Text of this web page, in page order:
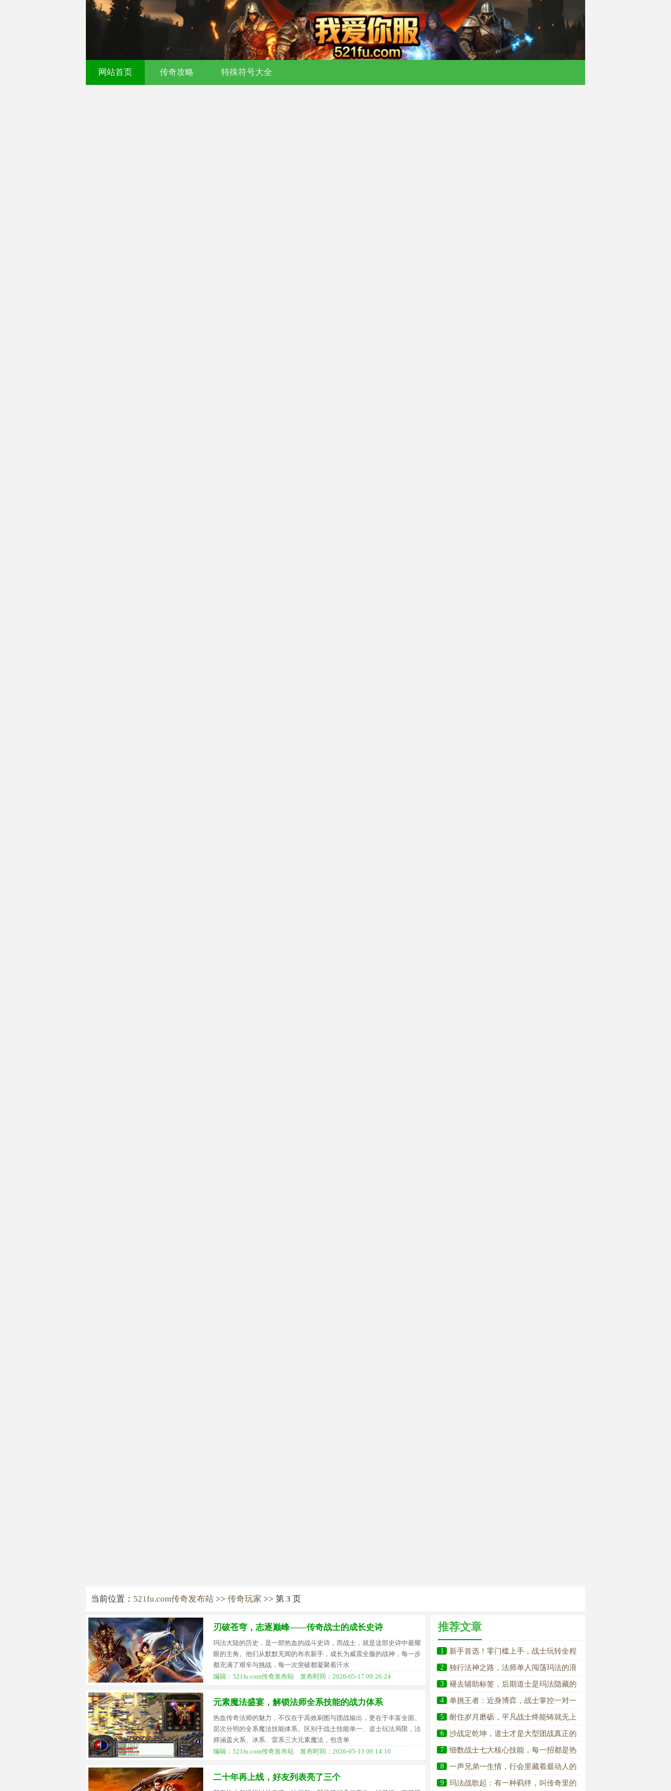
521fu 传奇发布网 - 今日新开传奇私服 - 176 复古 - 180 合击 - 单职业找服平台
网站首页 传奇攻略 特殊符号大全
当前位置： 521fu.com传奇发布站 >> 传奇玩家 >> 第 3 页
刃破苍穹，志逐巅峰——传奇战士的成长史诗
玛法大陆的历史，是一部热血的战斗史诗，而战士，就是这部史诗中最耀
眼的主角。他们从默默无闻的布衣新手，成长为威震全服的战神，每一步
都充满了艰辛与挑战，每一次突破都凝聚着汗水
编辑：521fu.com传奇发布站 发布时间：2026-05-17 09:26:24
元素魔法盛宴，解锁法师全系技能的战力体系
热血传奇法师的魅力，不仅在于高效刷图与团战输出，更在于丰富全面、
层次分明的全系魔法技能体系。区别于战士技能单一、道士玩法局限，法
师涵盖火系、冰系、雷系三大元素魔法，包含单
编辑：521fu.com传奇发布站 发布时间：2026-05-13 09:14:10
二十年再上线，好友列表亮了三个
推荐文章
1 新手首选！零门槛上手，战士玩转全程
无压力
2 独行法神之路，法师单人闯荡玛法的浪
漫与修行
3 褪去辅助标签，后期道士是玛法隐藏的
全能霸主
4 单挑王者：近身博弈，战士掌控一对一
的终极胜负
5 耐住岁月磨砺，平凡战士终能铸就无上
战神之名
6 沙战定乾坤，道士才是大型团战真正的
隐形统帅
7 细数战士七大核心技能，每一招都是热
血厮杀的底气
8 一声兄弟一生情，行会里藏着最动人的
江湖义气
9 玛法战歌起：有一种羁绊，叫传奇里的